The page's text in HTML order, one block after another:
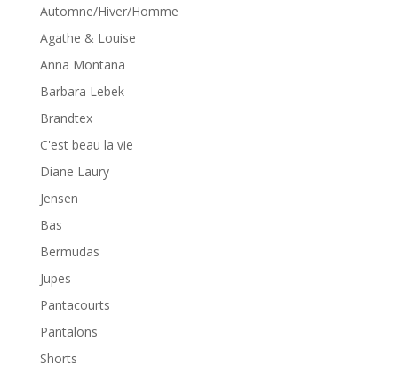
Automne/Hiver/Homme
Agathe & Louise
Anna Montana
Barbara Lebek
Brandtex
C'est beau la vie
Diane Laury
Jensen
Bas
Bermudas
Jupes
Pantacourts
Pantalons
Shorts